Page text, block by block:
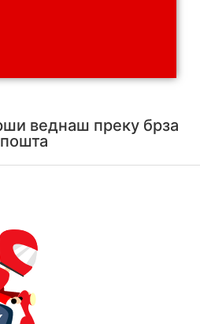
веднаш преку брза
пошта